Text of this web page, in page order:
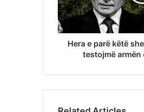
Hera e parë këtë
testojmë armën